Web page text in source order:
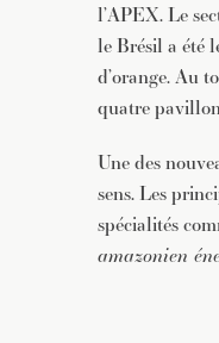
l’APEX. Le
le Brésil a été
d’orange. Au
quatre
Une des
sens. Les
spécialités
amazonien